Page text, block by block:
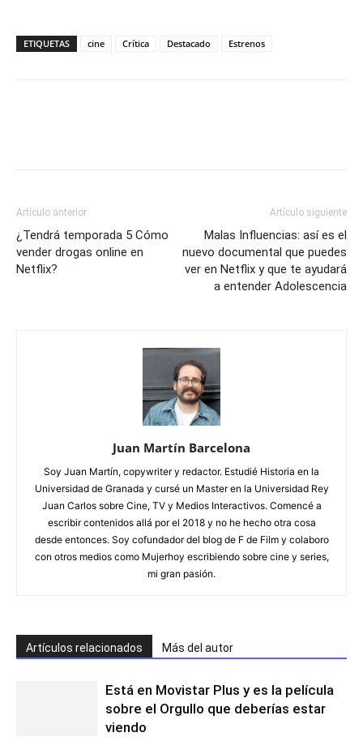
ETIQUETAS cine Crítica Destacado Estrenos
Artículo anterior
¿Tendrá temporada 5 Cómo
vender drogas online en
Netflix?
Artículo siguiente
Malas Influencias: así es el
nuevo documental que puedes
ver en Netflix y que te ayudará
a entender Adolescencia
Juan Martín Barcelona
Soy Juan Martín, copywriter y redactor. Estudié Historia en la
Universidad de Granada y cursé un Master en la Universidad Rey
Juan Carlos sobre Cine, TV y Medios Interactivos. Comencé a
escribir contenidos allá por el 2018 y no he hecho otra cosa
desde entonces. Soy cofundador del blog de F de Film y colaboro
con otros medios como Mujerhoy escribiendo sobre cine y series,
mi gran pasión.
Artículos relacionados Más del autor
Está en Movistar Plus y es la película
sobre el Orgullo que deberías estar
viendo